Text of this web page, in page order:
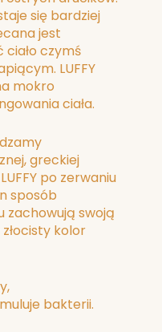
się bardziej
jest
czymś
LUFFY
mokro
ciała.
greckiej
po zerwaniu
sposób
zachowują swoją
kolor
bakterii.